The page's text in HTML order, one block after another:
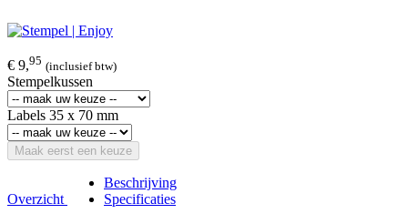
€ 9,95 (inclusief btw)
Stempelkussen
Labels 35 x 70 mm
Maak eerst een keuze
Overzicht
Beschrijving
Specificaties